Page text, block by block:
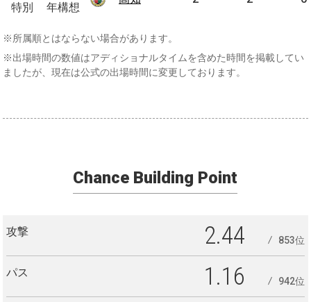
特別
構想
特別
年構想
※所属順とはならない場合があります。
※出場時間の数値はアディショナルタイムを含めた時間を掲載してい
ましたが、現在は公式の出場時間に変更しております。
Chance Building Point
攻撃 2.44 853位
パス 1.16 942位